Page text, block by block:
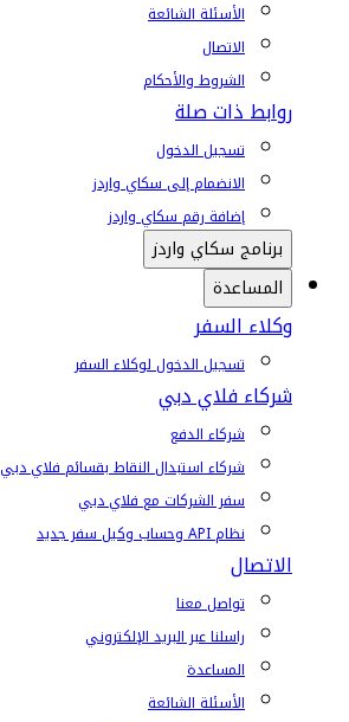
الأسئلة الشائعة
الاتصال
الشروط والأحكام
روابط ذات صلة
تسجيل الدخول
الانضمام إلى سكاي واردز
إضافة رقم سكاي واردز
برنامج سكاي واردز
المساعدة
وكلاء السفر
تسجيل الدخول لوكلاء السفر
شركاء فلاي دبي
شركاء الدفع
شركاء استبدال النقاط بقسائم فلاي دبي
سفر الشركات مع فلاي دبي
نظام API وحساب وكيل سفر جديد
الاتصال
تواصل معنا
راسلنا عبر البريد الإلكتروني
المساعدة
الأسئلة الشائعة